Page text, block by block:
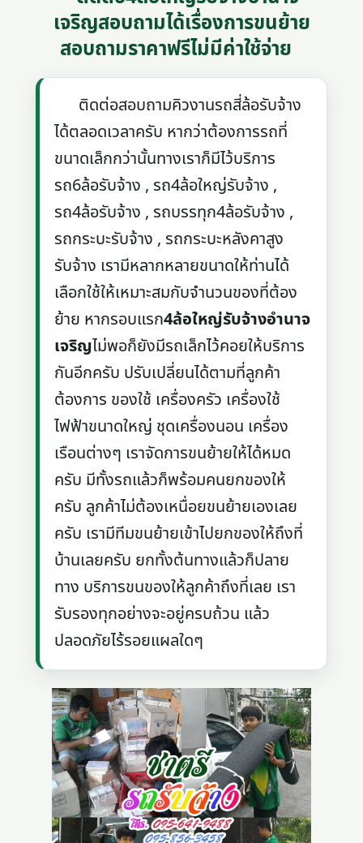
เจริญสอบถามได้เรื่องการขนย้าย
สอบถามราคาฟรีไม่มีค่าใช้จ่าย
ติดต่อสอบถามคิวงานรถสี่ล้อรับจ้าง
ได้ตลอดเวลาครับ หากว่าต้องการรถที่
ขนาดเล็กกว่านั้นทางเราก็มีไว้บริการ
รถ6ล้อรับจ้าง , รถ4ล้อใหญ่รับจ้าง ,
รถ4ล้อรับจ้าง , รถบรรทุก4ล้อรับจ้าง ,
รถกระบะรับจ้าง , รถกระบะหลังคาสูง
รับจ้าง เรามีหลากหลายขนาดให้ท่านได้
เลือกใช้ให้เหมาะสมกับจำนวนของที่ต้อง
ย้าย หากรอบแรก4ล้อใหญ่รับจ้างอํานาจ
เจริญไม่พอก็ยังมีรถเล็กไว้คอยให้บริการ
กันอีกครับ ปรับเปลี่ยนได้ตามที่ลูกค้า
ต้องการ ของใช้ เครื่องครัว เครื่องใช้
ไฟฟ้าขนาดใหญ่ ชุดเครื่องนอน เครื่อง
เรือนต่างๆ เราจัดการขนย้ายให้ได้หมด
ครับ มีทั้งรถแล้วก็พร้อมคนยกของให้
ครับ ลูกค้าไม่ต้องเหนื่อยขนย้ายเองเลย
ครับ เรามีทีมขนย้ายเข้าไปยกของให้ถึงที่
บ้านเลยครับ ยกทั้งต้นทางแล้วก็ปลาย
ทาง บริการขนของให้ลูกค้าถึงที่เลย เรา
รับรองทุกอย่างจะอยู่ครบถ้วน แล้ว
ปลอดภัยไร้รอยแผลใดๆ